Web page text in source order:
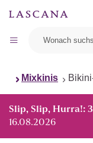
Mixkinis
Slip, Slip, Hurra!:
16.08.2026